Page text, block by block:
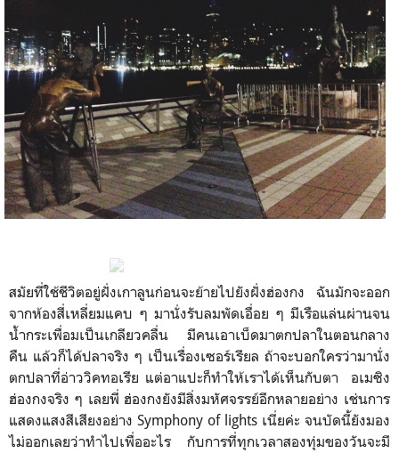
สมัยที่ใช้ชีวิตอยู่ฝั่งเกาลูนก่อนจะย้ายไปยังฝั่งฮ่องกง ฉันมักจะออก
จากห้องสี่เหลี่ยมแคบ ๆ มานั่งรับลมพัดเอื่อย ๆ มีเรือแล่นผ่านจน
น้ำกระเพื่อมเป็นเกลียวคลื่น มีคนเอาเบ็ดมาตกปลาในตอนกลาง
คืน แล้วก็ได้ปลาจริง ๆ เป็นเรื่องเซอร์เรียล ถ้าจะบอกใครว่ามานั่ง
ตกปลาที่อ่าววิคทอเรีย แต่อาแปะก็ทำให้เราได้เห็นกับตา อเมซิง
ฮ่องกงจริง ๆ เลยพี่ ฮ่องกงยังมีสิ่งมหัศจรรย์อีกหลายอย่าง เช่นการ
แสดงแสงสีเสียงอย่าง Symphony of lights เนี่ยค่ะ จนบัดนี้ยังมอง
ไม่ออกเลยว่าทำไปเพื่ออะไร กับการที่ทุกเวลาสองทุ่มของวันจะมี